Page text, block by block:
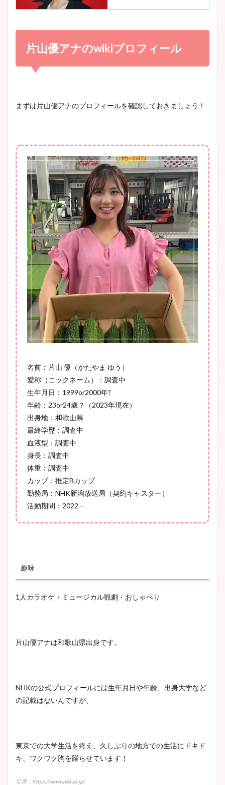
宇賀神メグアナのニット画像
まとめた！
小室瑛莉子のカップ画像まと
め！足が美脚でニット衣装も
かわいい！
清水麻椰アナのかわいい画
大家彩香アナのかわいいカッ
プ画像まとめ！同期や実家に
wikiプロフも！
安藤萌々アナのカップ画像や
ニット衣装まとめ！美足の筋
肉も凄い！
鈴木唯の太ってた時の体重が
ヤバすぎww原因や痩せたダ
イエット方は？昔と現在を画
豊島実季アナのカップ画像ま
とめ！美脚や水着姿に年齢も
宇賀神メグアナのニット画像
まとめ！足も美脚でカップも
片山優アナのwikiプロフィール
まずは片山優アナのプロフィールを確認しておきましょう！
名前：片山 優（かたやま ゆう）
愛称（ニックネーム）：調査中
生年月日：1999or2000年?
年齢：23or24歳？（2023年現在）
出身地：和歌山県
最終学歴：調査中
血液型：調査中
身長：調査中
体重：調査中
カップ：推定Bカップ
勤務局：NHK新潟放送局（契約キャスター）
活動期間：2022 –
趣味
1人カラオケ・ミュージカル観劇・おしゃべり
片山優アナは和歌山県出身です。
NHKの公式プロフィールには生年月日や年齢、出身大学など
の記載はないんですが、
東京での大学生活を終え、久しぶりの地方での生活にドキド
キ、ワクワク胸を躍らせています！
引用：https://www.nhk.or.jp/